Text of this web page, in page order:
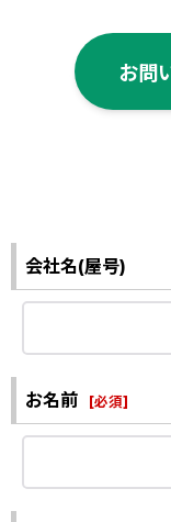
お問
会社名(屋号)
お名前 [必須]